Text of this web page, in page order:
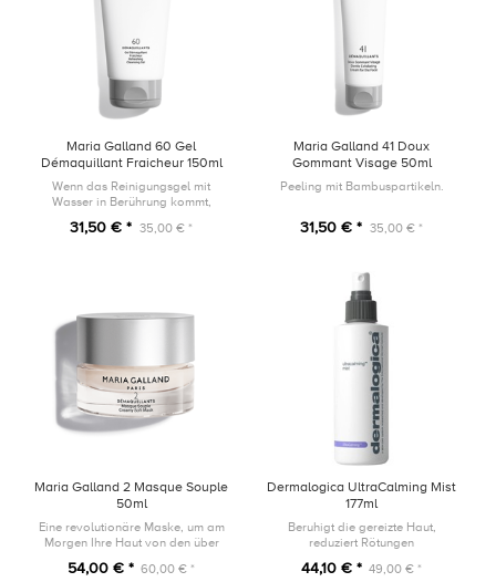
Maria Galland 60 Gel
Démaquillant Fraicheur 150ml
Wenn das Reinigungsgel mit
Wasser in Berührung kommt,
erfrischenden Reinigungsschaum,
31,50 € * 35,00 € *
Maria Galland 41 Doux
Gommant Visage 50ml
Peeling mit Bambuspartikeln.
31,50 € * 35,00 € *
Maria Galland 2 Masque Souple
50ml
Eine revolutionäre Maske, um am
Morgen Ihre Haut von den über
zu reinigen.
54,00 € * 60,00 € *
Dermalogica UltraCalming Mist
177ml
Beruhigt die gereizte Haut,
reduziert Rötungen
44,10 € * 49,00 € *